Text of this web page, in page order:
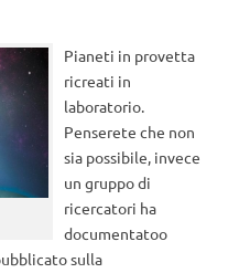
Pianeti in provetta
ricreati in
laboratorio.
Penserete che non
sia possibile, invece
un gruppo di
ricercatori ha
documentatoo
sulla